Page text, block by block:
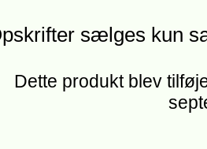
sælges kun
Dette produkt blev